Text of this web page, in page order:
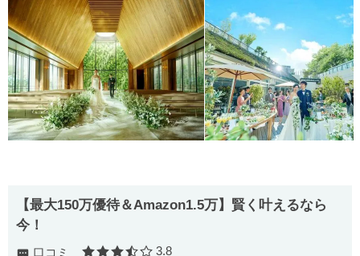
【最⼤150万優待＆Amazon1.5万】賢く叶えるなら
今！
口コミ
3.8